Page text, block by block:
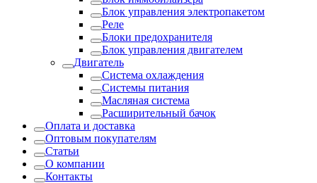
Блок управления электропакетом
Реле
Блоки предохранителя
Блок управления двигателем
Двигатель
Система охлаждения
Системы питания
Масляная система
Расширительный бачок
Оплата и доставка
Оптовым покупателям
Статьи
О компании
Контакты